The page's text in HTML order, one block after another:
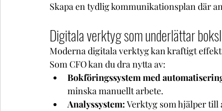
Skapa en tydlig kommunikationsplan där
Digitala verktyg som underlättar
Moderna digitala verktyg kan kraftigt
Som CFO kan du dra nytta av:
Bokföringssystem med
minska manuellt arbete.
Analyssystem: Verktyg som hjälper till